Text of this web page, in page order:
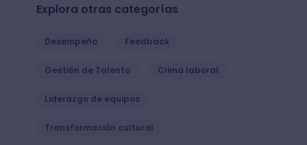
Explora otras categorías
Desempeño Feedback
Gestión de Talento Clima laboral
Liderazgo de equipos
Transformación cultural